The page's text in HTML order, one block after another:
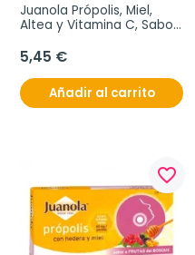
Juanola Própolis, Miel,
Altea y Vitamina C, Sabor
5,45 €
Añadir al carrito
favorite_border